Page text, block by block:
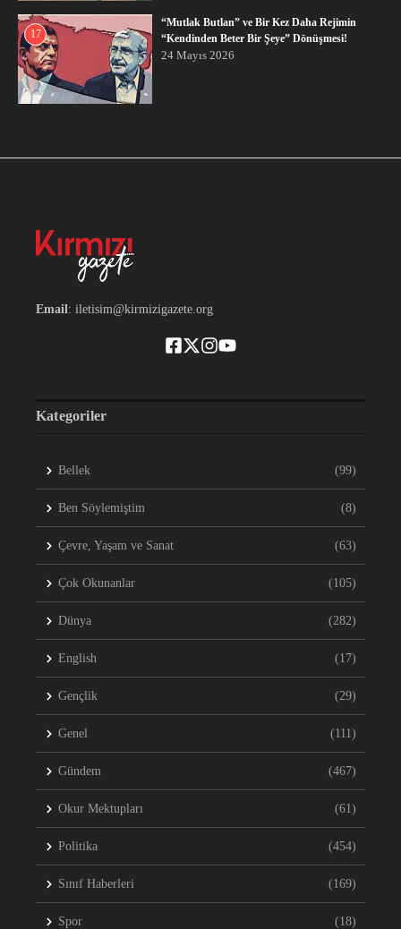
17
“Mutlak Butlan” ve Bir Kez Daha Rejimin
“Kendinden Beter Bir Şeye” Dönüşmesi!
24 Mayıs 2026
Email: iletisim@kirmizigazete.org
Kategoriler
Bellek (99)
Ben Söylemiştim (8)
Çevre, Yaşam ve Sanat (63)
Çok Okunanlar (105)
Dünya (282)
English (17)
Gençlik (29)
Genel (111)
Gündem (467)
Okur Mektupları (61)
Politika (454)
Sınıf Haberleri (169)
Spor (18)